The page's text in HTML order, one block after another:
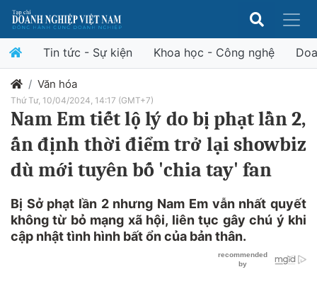
Tin tức - Sự kiện Khoa học - Công nghệ
Văn hóa
Thứ Tư, 10/04/2024, 14:17 (GMT+7)
Nam Em tiết lộ lý do bị phạt lần 2,
ấn định thời điểm trở lại showbiz
dù mới tuyên bố 'chia tay' fan
Bị Sở phạt lần 2 nhưng Nam Em vẫn nhất quyết
không từ bỏ mạng xã hội, liên tục gây chú ý khi
cập nhật tình hình bất ổn của bản thân.